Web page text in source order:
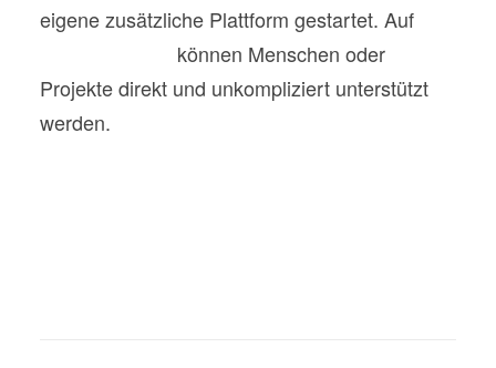
eigene zusätzliche Plattform gestartet. Auf
können Menschen oder
Projekte direkt und unkompliziert unterstützt
werden.